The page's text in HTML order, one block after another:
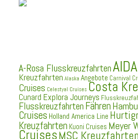
A-Rosa Flusskreuzfahrten
Kreuzfahrten Alaska Angebote Carnival
Cruises Celestyal Cruises Costa
Cunard Explora Journeys
Flusskreuzfahrten Fähren
Cruises Holland America Line
Kreuzfahrten Kuoni Cruises Meyer
CruisesMSC